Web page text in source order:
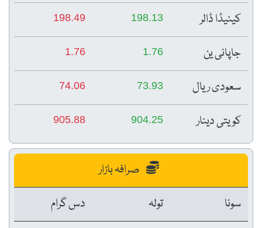
کینیڈا ڈالر 198.13
198.49
جاپانی ین 1.76
1.76
سعودی ریال 73.93
74.06
کویتی دینار 904.25
905.88
صرافہ بازار
سونا
تولہ
دس گرام